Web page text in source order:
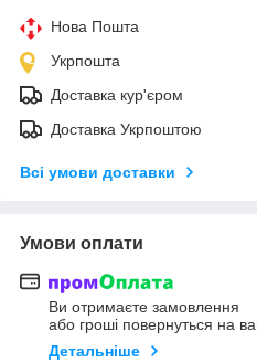
Нова Пошта
Укрпошта
Доставка кур'єром
Доставка Укрпоштою
Всі умови доставки
Умови оплати
Ви отримаєте замовлення
або гроші повернуться на
Детальніше